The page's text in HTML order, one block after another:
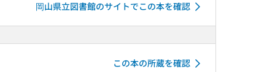
岡山県立図書館のサイトでこの本を確認
この本の所蔵を確認